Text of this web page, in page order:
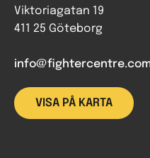
Viktoriagatan 19
411 25 Göteborg
VISA PÅ KARTA